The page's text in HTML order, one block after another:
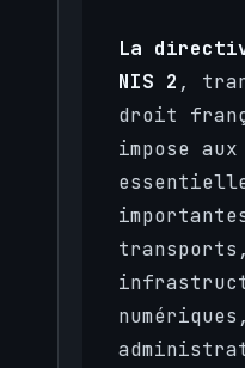
La
NIS 2 ,
droit
impose
numériques,